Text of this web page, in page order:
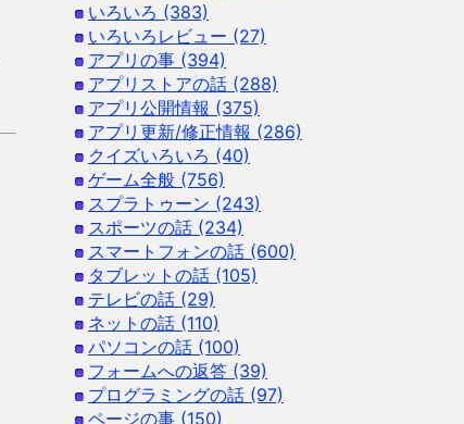
いろいろ (383)
いろいろレビュー (27)
アプリの事 (394)
アプリストアの話 (288)
アプリ公開情報 (375)
アプリ更新/修正情報 (286)
クイズいろいろ (40)
ゲーム全般 (756)
スプラトゥーン (243)
スポーツの話 (234)
スマートフォンの話 (600)
タブレットの話 (105)
テレビの話 (29)
ネットの話 (110)
パソコンの話 (100)
フォームへの返答 (39)
プログラミングの話 (97)
ページの事 (150)